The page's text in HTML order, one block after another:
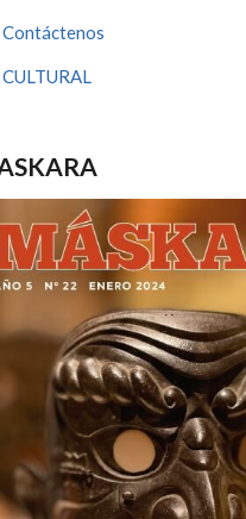
Contáctenos
CULTURAL